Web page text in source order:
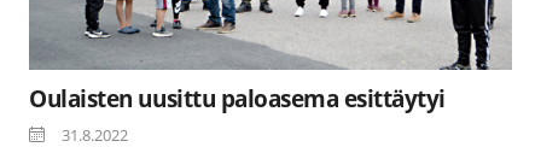
Oulaisten uusittu paloasema esittäytyi
31.8.2022